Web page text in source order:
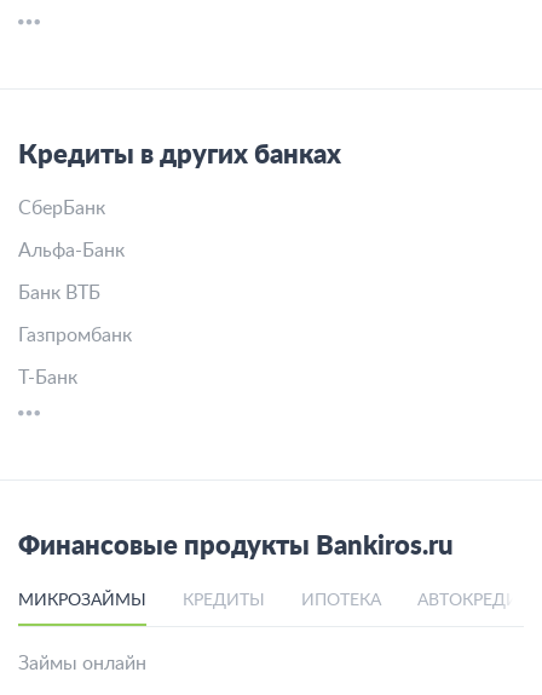
Кредиты в других банках
СберБанк
Альфа-Банк
Банк ВТБ
Газпромбанк
Т-Банк
Финансовые продукты Bankiros.ru
МИКРОЗАЙМЫ КРЕДИТЫ ИПОТЕКА
Займы онлайн